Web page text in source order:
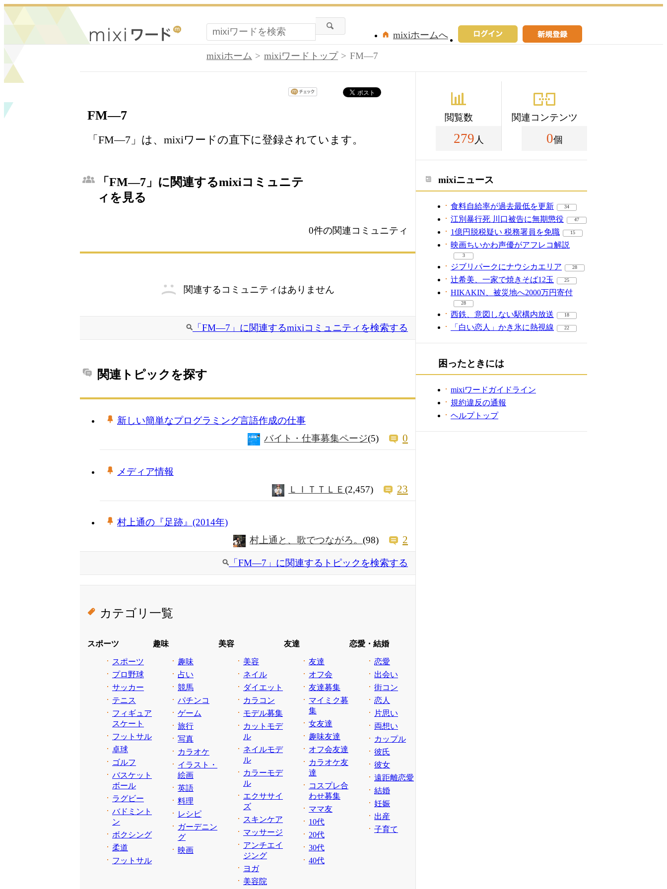
mixiホームへ
mixiホーム
mixiワードトップ FM―7
FM―7
「FM―7」は、mixiワードの直下に登録されています。
「FM―7」に関連するmixiコミュニテ
ィを見る
0件の関連コミュニティ
関連するコミュニティはありません
「FM―7」に関連するmixiコミュニティを検索する
関連トピックを探す
新しい簡単なプログラミング言語作成の仕事
バイト・仕事募集ページ(5) 0
メディア情報
ＬＩＴＴＬＥ (2,457) 23
村上通の『足跡』(2014年)
村上通と、歌でつながろ。 (98) 2
「FM―7」に関連するトピックを検索する
カテゴリ一覧
スポーツ
スポーツ
プロ野球
サッカー
テニス
フィギュア
スケート
フットサル
卓球
ゴルフ
バスケット
ボール
ラグビー
バドミント
ン
ボクシング
柔道
フットサル
趣味
趣味
占い
競馬
パチンコ
ゲーム
旅行
写真
カラオケ
イラスト・
絵画
英語
料理
レシピ
ガーデニン
グ
映画
美容
美容
ネイル
ダイエット
カラコン
モデル募集
カットモデ
ル
ネイルモデ
ル
カラーモデ
ル
エクササイ
ズ
スキンケア
マッサージ
アンチエイ
ジング
ヨガ
美容院
友達
友達
オフ会
友達募集
マイミク募
集
女友達
趣味友達
オフ会友達
カラオケ友
達
コスプレ合
わせ募集
ママ友
10代
20代
30代
40代
恋愛・結婚
恋愛
出会い
街コン
恋人
片思い
両想い
カップル
彼氏
彼女
遠距離恋愛
結婚
妊娠
出産
子育て
閲覧数
279 人
関連コンテンツ
0個
mixiニュース
食料自給率が過去最低を更新 34
江別暴行死 川口被告に無期懲役 47
1億円脱税疑い 税務署員を免職 15
映画ちいかわ声優がアフレコ解説
3
ジブリパークにナウシカエリア 28
辻希美、一家で焼きそば12玉 25
HIKAKIN、被災地へ2000万円寄付
28
西鉄、意図しない駅構内放送 18
「白い恋人」かき氷に熱視線 22
困ったときには
mixiワードガイドライン
規約違反の通報
ヘルプトップ